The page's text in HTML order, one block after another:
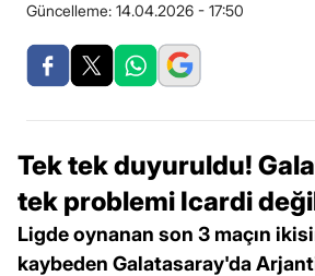
Güncelleme: 14.04.2026 - 17:50
Tek tek duyuruldu!
tek problemi Icardi
Ligde oynanan son 3 maçın
kaybeden Galatasaray'da